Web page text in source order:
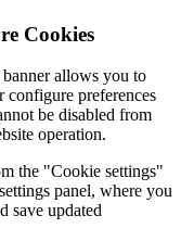
Cookies
allows you to
configure preferences
be disabled from
operation.
the "Cookie settings"
panel, where you
save updated